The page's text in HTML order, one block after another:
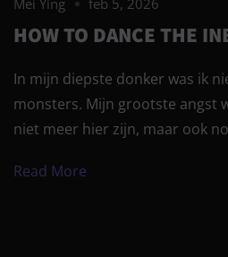
HOW TO DANCE THE
In mijn diepste donker was ik
monsters. Mijn grootste angst
niet meer hier zijn, maar ook
Read More